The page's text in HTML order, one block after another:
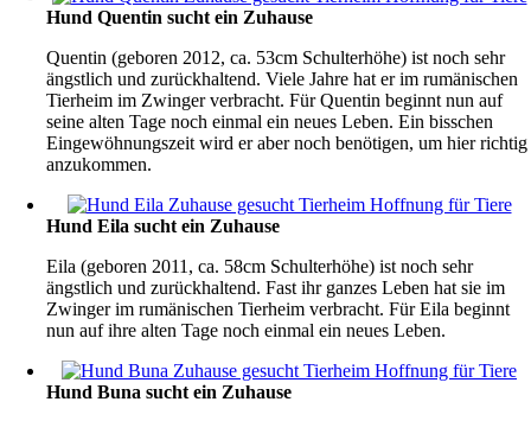
Hund Quentin sucht ein Zuhause
Quentin (geboren 2012, ca. 53cm Schulterhöhe) ist noch sehr
ängstlich und zurückhaltend. Viele Jahre hat er im rumänischen
Tierheim im Zwinger verbracht. Für Quentin beginnt nun auf
seine alten Tage noch einmal ein neues Leben. Ein bisschen
Eingewöhnungszeit wird er aber noch benötigen, um hier richtig
anzukommen.
Hund Eila sucht ein Zuhause
Eila (geboren 2011, ca. 58cm Schulterhöhe) ist noch sehr
ängstlich und zurückhaltend. Fast ihr ganzes Leben hat sie im
Zwinger im rumänischen Tierheim verbracht. Für Eila beginnt
nun auf ihre alten Tage noch einmal ein neues Leben.
Hund Buna sucht ein Zuhause